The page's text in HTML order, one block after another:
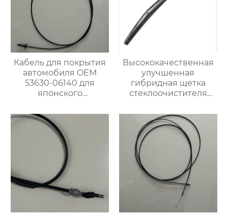
Кабель для покрытия
автомобиля OEM
53630-06140 для
японского
Высококачественная
улучшенная
гибридная щетка
стеклоочистителя
стеклоочиститель
лобового стекла